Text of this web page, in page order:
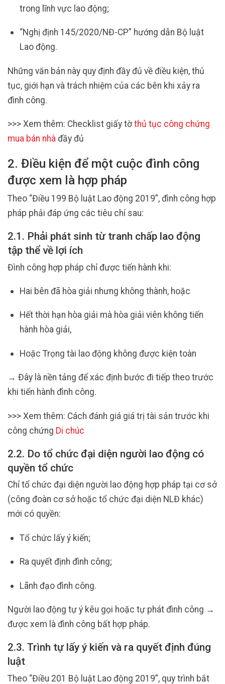
trong lĩnh vực lao động;
“Nghị định 145/2020/NĐ-CP” hướng dẫn Bộ luật
Lao động.
Những văn bản này quy định đầy đủ về điều kiện, thủ
tục, giới hạn và trách nhiệm của các bên khi xảy ra
đình công.
>>> Xem thêm: Checklist giấy tờ thủ tục công chứng
mua bán nhà đầy đủ
2. Điều kiện để một cuộc đình công
được xem là hợp pháp
Theo “Điều 199 Bộ luật Lao động 2019”, đình công hợp
pháp phải đáp ứng các tiêu chí sau:
2.1. Phải phát sinh từ tranh chấp lao động
tập thể về lợi ích
Đình công hợp pháp chỉ được tiến hành khi:
Hai bên đã hòa giải nhưng không thành, hoặc
Hết thời hạn hòa giải mà hòa giải viên không tiến
hành hòa giải,
Hoặc Trọng tài lao động không được kiện toàn
→ Đây là nền tảng để xác định bước đi tiếp theo trước
khi tiến hành đình công.
>>> Xem thêm: Cách đánh giá giá trị tài sản trước khi
công chứng Di chúc
2.2. Do tổ chức đại diện người lao động có
quyền tổ chức
Chỉ tổ chức đại diện người lao động hợp pháp tại cơ sở
(công đoàn cơ sở hoặc tổ chức đại diện NLĐ khác)
mới có quyền:
Tổ chức lấy ý kiến;
Ra quyết định đình công;
Lãnh đạo đình công.
Người lao động tự ý kêu gọi hoặc tự phát đình công →
được xem là đình công bất hợp pháp.
2.3. Trình tự lấy ý kiến và ra quyết định đúng
luật
Theo “Điều 201 Bộ luật Lao động 2019”, quy trình bắt